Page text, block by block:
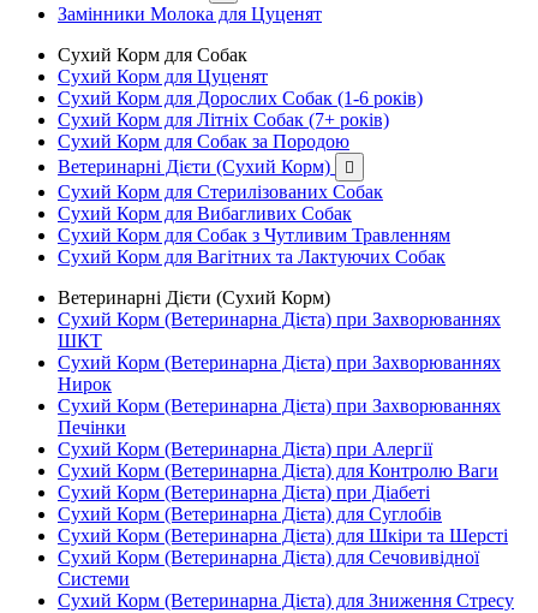
Замінники Молока для Цуценят
Сухий Корм для Собак
Сухий Корм для Цуценят
Сухий Корм для Дорослих Собак (1-6 років)
Сухий Корм для Літніх Собак (7+ років)
Сухий Корм для Собак за Породою
Ветеринарні Дієти (Сухий Корм)

Сухий Корм для Стерилізованих Собак
Сухий Корм для Вибагливих Собак
Сухий Корм для Собак з Чутливим Травленням
Сухий Корм для Вагітних та Лактуючих Собак
Ветеринарні Дієти (Сухий Корм)
Сухий Корм (Ветеринарна Дієта) при Захворюваннях
ШКТ
Сухий Корм (Ветеринарна Дієта) при Захворюваннях
Нирок
Сухий Корм (Ветеринарна Дієта) при Захворюваннях
Печінки
Сухий Корм (Ветеринарна Дієта) при Алергії
Сухий Корм (Ветеринарна Дієта) для Контролю Ваги
Сухий Корм (Ветеринарна Дієта) при Діабеті
Сухий Корм (Ветеринарна Дієта) для Суглобів
Сухий Корм (Ветеринарна Дієта) для Шкіри та Шерсті
Сухий Корм (Ветеринарна Дієта) для Сечовивідної
Системи
Сухий Корм (Ветеринарна Дієта) для Зниження Стресу